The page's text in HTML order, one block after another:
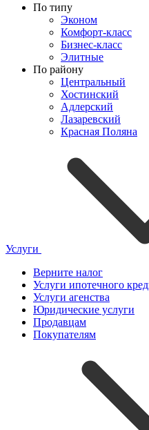
По типу
Эконом
Комфорт-класс
Бизнес-класс
Элитные
По району
Центральный
Хостинский
Адлерский
Лазаревский
Красная Поляна
Услуги
Верните налог
Услуги ипотечного
Услуги агенства
Юридические услуги
Продавцам
Покупателям